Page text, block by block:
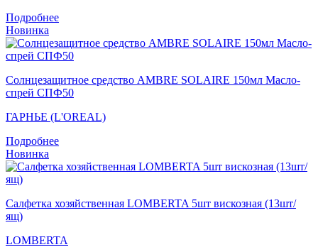
Подробнее
Новинка
Солнцезащитное средство AMBRE SOLAIRE 150мл Масло-
спрей СПФ50
ГАРНЬЕ (L'OREAL)
Подробнее
Новинка
Салфетка хозяйственная LOMBERTA 5шт вискозная (13шт/
ящ)
LOMBERTA